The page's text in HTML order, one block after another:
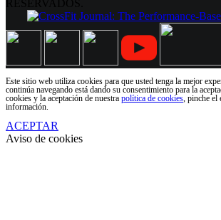
Este sitio web utiliza cookies para que usted tenga la mejor
continúa navegando está dando su consentimiento para la
cookies y la aceptación de nuestra política de cookies, pinche el
información.
ACEPTAR
Aviso de cookies